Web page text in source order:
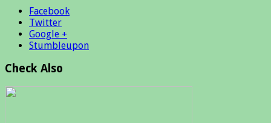
Facebook
Twitter
Google +
Stumbleupon
Check Also